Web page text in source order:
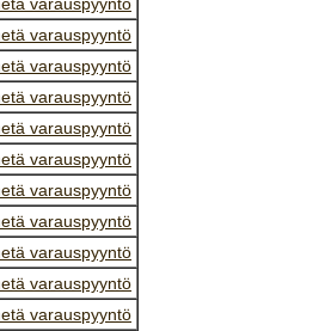
varauspyyntö
varauspyyntö
varauspyyntö
varauspyyntö
varauspyyntö
varauspyyntö
varauspyyntö
varauspyyntö
varauspyyntö
varauspyyntö